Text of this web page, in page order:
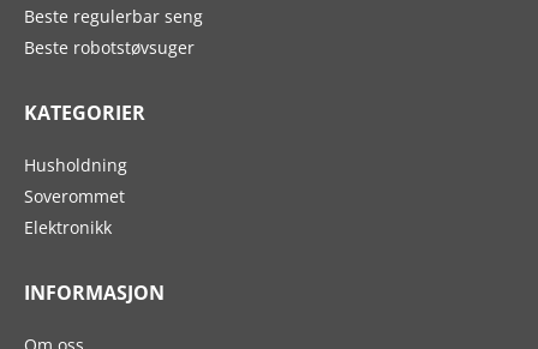
INFORMASJON
KATEGORIER
Husholdning
Soverommet
Elektronikk
Beste regulerbar seng
Beste robotstøvsuger